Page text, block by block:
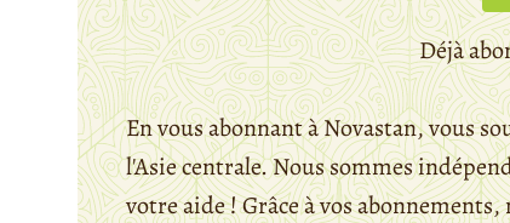
Déjà
En vous abonnant à Novastan, vous
l'Asie centrale. Nous sommes
votre aide ! Grâce à vos